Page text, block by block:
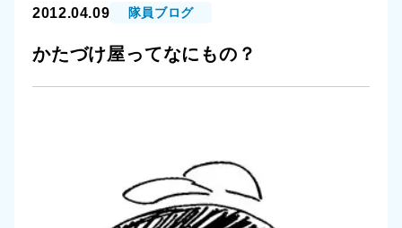
2012.04.09 隊員ブログ
かたづけ屋ってなにもの？